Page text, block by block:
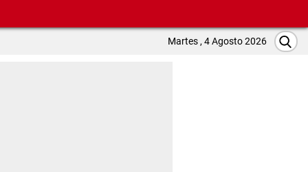
Martes , 4 Agosto 2026